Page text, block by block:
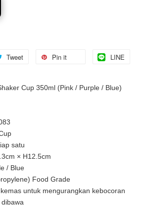
Tweet Pin it LINE
Cup 350ml (Pink / Purple / Blue)
satu
× H12.5cm
/ Blue
Food Grade
untuk mengurangkan kebocoran